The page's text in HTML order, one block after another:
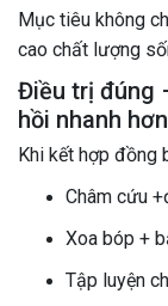
Mục tiêu không
cao chất lượng
Điều trị đúng
hồi nhanh
Khi kết hợp đồng
Châm cứu
Xoa bóp +
Tập luyện